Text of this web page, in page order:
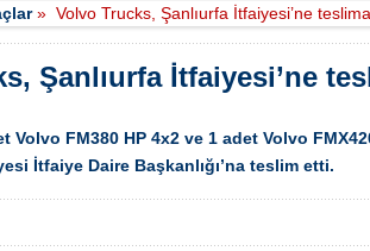
»Volvo Trucks, Şanlıurfa İtfaiyesi’ne
Şanlıurfa İtfaiyesi’ne
Volvo FM380 HP 4x2 ve 1 adet Volvo
İtfaiye Daire Başkanlığı’na teslim etti.